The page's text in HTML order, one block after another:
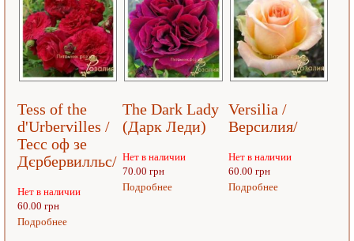
Tess of the
d'Urbervilles /
Тесс оф зе
Дєрбервилльс/
Нет в наличии
60.00 грн
Подробнее
The Dark Lady
(Дарк Леди)
Нет в наличии
70.00 грн
Подробнее
Versilia /
Версилия/
Нет в наличии
60.00 грн
Подробнее